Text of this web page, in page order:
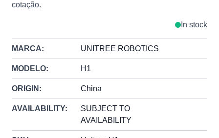
cotação.
In stock
MARCA: UNITREE ROBOTICS
MODELO: H1
ORIGIN: China
AVAILABILITY:
SUBJECT TO
AVAILABILITY